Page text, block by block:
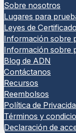
Sobre nosotros
Lugares para
Leyes de
Información sobre
Información sobre
Blog de ADN
Contáctanos
Recursos
Reembolsos
Política de
Términos y
Declaración de